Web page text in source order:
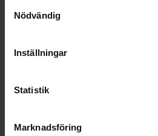
Nödvändig
Inställningar
Statistik
Marknadsföring